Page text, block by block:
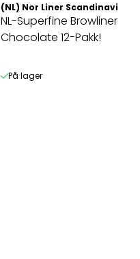
(NL) Nor Liner Scandinavia AS
NL-Superfine Browliner
Chocolate 12-Pakk!
På lager